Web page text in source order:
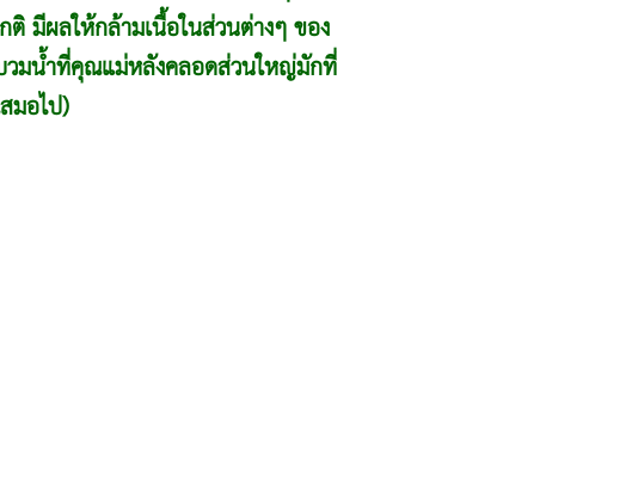
มีผลให้กล้ามเนื้อในส่วนต่างๆ ของ
วมน้ำที่คุณแม่หลังคลอดส่วนใหญ่มักที่
มอไป)